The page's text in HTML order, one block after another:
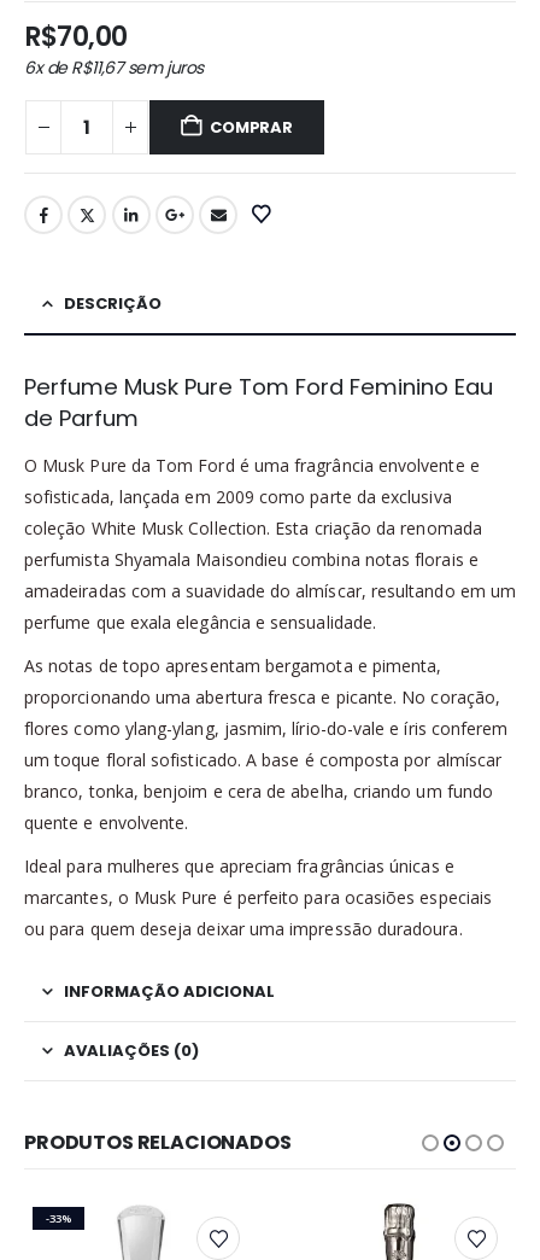
R$70,00
6x deR$11,67sem juros
COMPRAR
DESCRIÇÃO
Perfume Musk Pure Tom Ford Feminino Eau
de Parfum
O Musk Pure da Tom Ford é uma fragrância envolvente e
sofisticada, lançada em 2009 como parte da exclusiva
coleção White Musk Collection. Esta criação da renomada
perfumista Shyamala Maisondieu combina notas florais e
amadeiradas com a suavidade do almíscar, resultando em um
perfume que exala elegância e sensualidade.
As notas de topo apresentam bergamota e pimenta,
proporcionando uma abertura fresca e picante. No coração,
flores como ylang-ylang, jasmim, lírio-do-vale e íris conferem
um toque floral sofisticado. A base é composta por almíscar
branco, tonka, benjoim e cera de abelha, criando um fundo
quente e envolvente.
Ideal para mulheres que apreciam fragrâncias únicas e
marcantes, o Musk Pure é perfeito para ocasiões especiais
ou para quem deseja deixar uma impressão duradoura.
INFORMAÇÃO ADICIONAL
AVALIAÇÕES (0)
PRODUTOS RELACIONADOS
-33%